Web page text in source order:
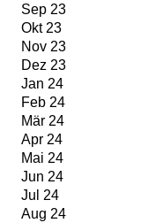
Sep 23
Okt 23
Nov 23
Dez 23
Jan 24
Feb 24
Mär 24
Apr 24
Mai 24
Jun 24
Jul 24
Aug 24